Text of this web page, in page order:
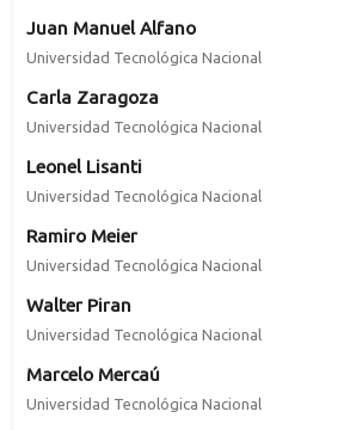
Juan Manuel Alfano
Universidad Tecnológica Nacional
Carla Zaragoza
Universidad Tecnológica Nacional
Leonel Lisanti
Universidad Tecnológica Nacional
Ramiro Meier
Universidad Tecnológica Nacional
Walter Piran
Universidad Tecnológica Nacional
Marcelo Mercaú
Universidad Tecnológica Nacional